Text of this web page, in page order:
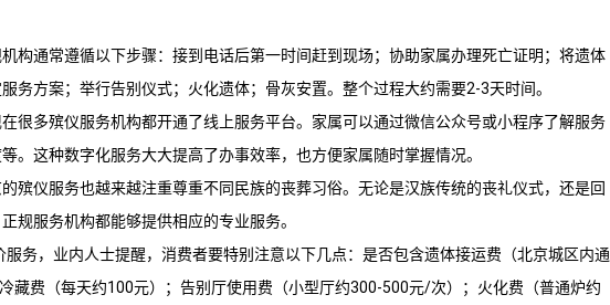
构通常遵循以下步骤：接到电话后第一时间赶到现场；协助家属办理死亡证明；将遗体
务方案；举行告别仪式；火化遗体；骨灰安置。整个过程大约需要2-3天时间。
很多殡仪服务机构都开通了线上服务平台。家属可以通过微信公众号或小程序了解服务
。这种数字化服务大大提高了办事效率，也方便家属随时掌握情况。
殡仪服务也越来越注重尊重不同民族的丧葬习俗。无论是汉族传统的丧礼仪式，还是回
规服务机构都能够提供相应的专业服务。
服务，业内人士提醒，消费者要特别注意以下几点：是否包含遗体接运费（北京城区内通
藏费（每天约100元）；告别厅使用费（小型厅约300-500元/次）；火化费（普通炉约